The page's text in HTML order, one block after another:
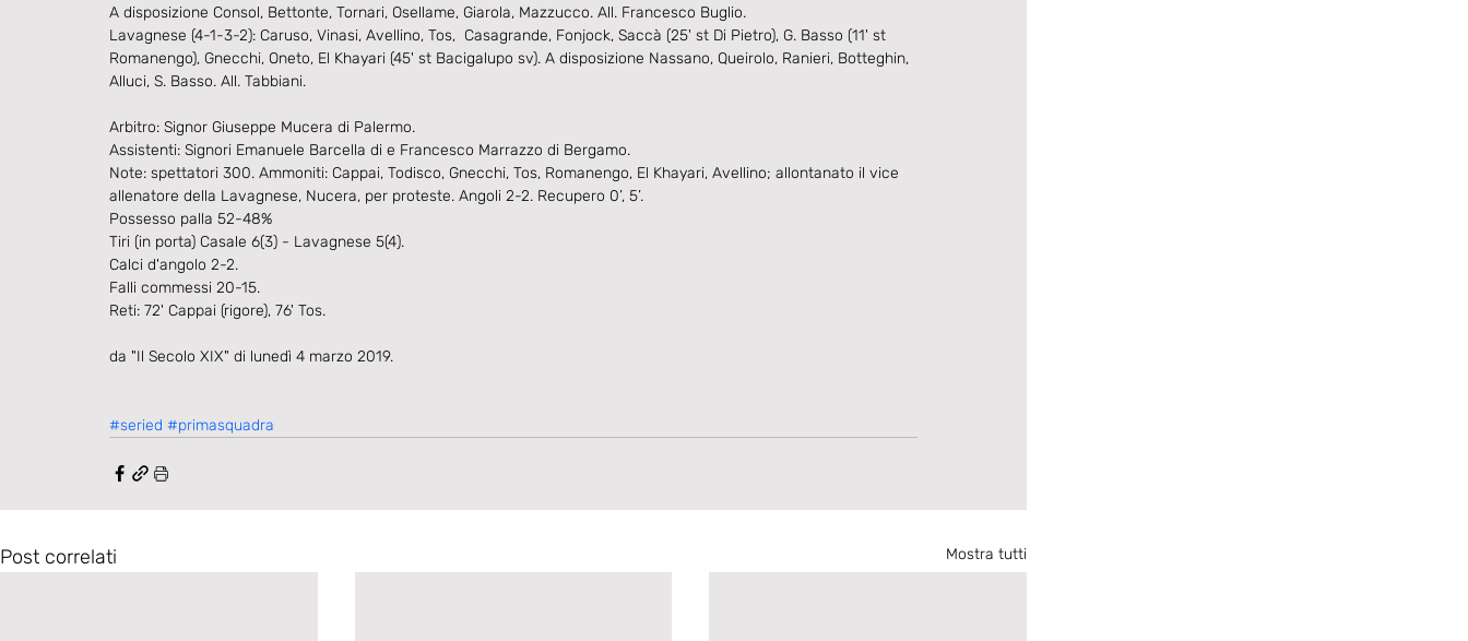
A disposizione Consol, Bettonte, Tornari, Osellame, Giarola, Mazzucco. All. Francesco Buglio.
Lavagnese (4-1-3-2): Caruso, Vinasi, Avellino, Tos,  Casagrande, Fonjock, Saccà (25' st Di Pietro), G. Basso (11' st
Romanengo), Gnecchi, Oneto, El Khayari (45' st Bacigalupo sv). A disposizione Nassano, Queirolo, Ranieri, Botteghin,
Alluci, S. Basso. All. Tabbiani.
Arbitro: Signor Giuseppe Mucera di Palermo.
Assistenti: Signori Emanuele Barcella di e Francesco Marrazzo di Bergamo.
Note: spettatori 300. Ammoniti: Cappai, Todisco, Gnecchi, Tos, Romanengo, El Khayari, Avellino; allontanato il vice
allenatore della Lavagnese, Nucera, per proteste. Angoli 2-2. Recupero 0’, 5’.
Possesso palla 52-48%
Tiri (in porta) Casale 6(3) - Lavagnese 5(4).
Calci d'angolo 2-2.
Falli commessi 20-15.
Reti: 72' Cappai (rigore), 76' Tos.
da "Il Secolo XIX" di lunedì 4 marzo 2019.
#seried #primasquadra
Post correlati Mostra tutti